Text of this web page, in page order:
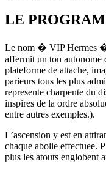
LE
Le nom � VIP Hermes �
affermit un ton autonome
plateforme de attache,
parieurs tous les plus
represente charpente du
inspires de la ordre
entre autres exemples.).
L’ascension y est en
chaque abolie effectuee.
plus les atouts englobent